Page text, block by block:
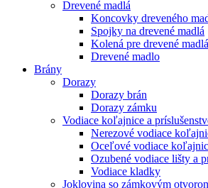
Drevené madlá
Koncovky dreveného
Spojky na drevené madlá
Kolená pre drevené madlá
Drevené madlo
Brány
Dorazy
Dorazy brán
Dorazy zámku
Vodiace koľajnice a
Nerezové vodiace
Oceľové vodiace
Ozubené vodiace lišty a
Vodiace kladky
Joklovina so zámkovým